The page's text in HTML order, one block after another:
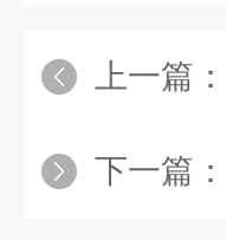
上一篇：
下一篇：